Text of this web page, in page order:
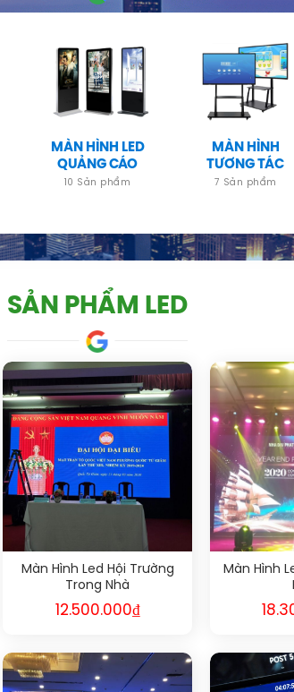
MÀN HÌNH LED
QUẢNG CÁO
10 Sản phẩm
MÀN HÌNH
TƯƠNG TÁC
7 Sản phẩm
SẢN PHẨM LED
Màn Hình Led Hội Trường
Trong Nhà
12.500.000₫
Màn Hình